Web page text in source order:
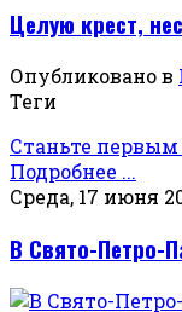
Целую крест,
Опубликовано в
Теги
Станьте
Подробнее ...
Среда, 17 июня
В Свято-Петро-